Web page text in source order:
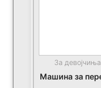
За девојчиња
Машина за